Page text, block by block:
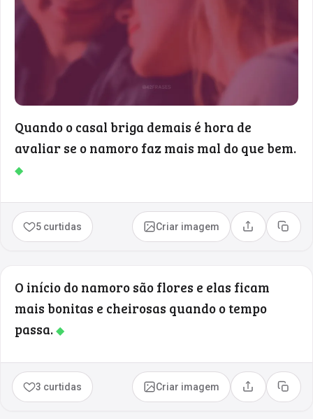
Quando o casal briga demais é hora de
avaliar se o namoro faz mais mal do que bem.
◆
5 curtidas Criar imagem Compartilhar
Copiar
O início do namoro são flores e elas ficam
mais bonitas e cheirosas quando o tempo
passa.◆
3 curtidas Criar imagem Compartilhar
Copiar